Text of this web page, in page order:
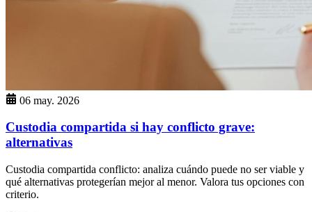
06 may. 2026
Custodia compartida si hay conflicto grave:
alternativas
Custodia compartida conflicto: analiza cuándo puede no ser viable y
qué alternativas protegerían mejor al menor. Valora tus opciones con
criterio.